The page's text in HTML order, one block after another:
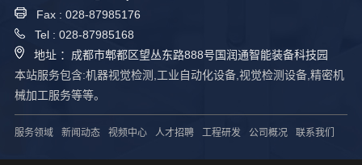
Fax : 028-87985176
Tel : 028-87985168
地址 ：成都市郫都区望丛东路888号国润通智能装备科技园
本站服务包含:机器视觉检测,工业自动化设备,视觉检测设备,精密机
械加工服务等等。
服务领域 新闻动态 视频中心 人才招聘 工程研发 公司概况 联系我们